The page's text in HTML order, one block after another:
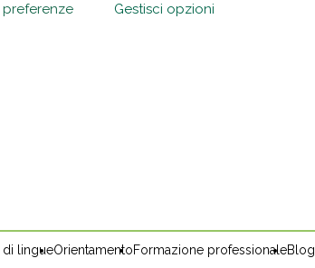
preferenze
Gestisci opzioni
di lingueOrientamentoFormazione professionaleBlog